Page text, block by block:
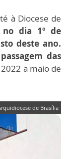
à Diocese de
no dia 1º de
deste ano.
das
a maio de
de Brasília